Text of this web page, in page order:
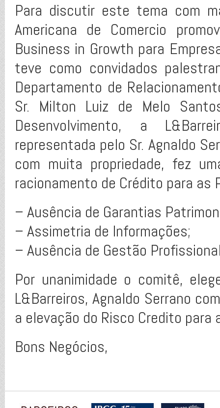
Para discutir este tema com
Americana de Comercio
Business in Growth para
teve como convidados
Departamento de
Sr. Milton Luiz de Melo
Desenvolvimento, a
representada pelo Sr. Agnaldo
com muita propriedade, fez
racionamento de Crédito para as
– Ausência de Garantias
– Assimetria de Informações;
– Ausência de Gestão
Por unanimidade o comitê,
L&Barreiros, Agnaldo Serrano
a elevação do Risco Credito para
Bons Negócios,